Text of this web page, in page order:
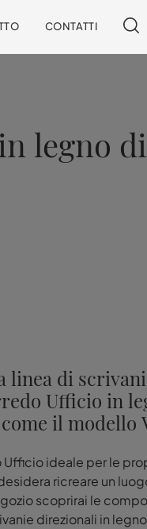
CONTATTI
legno di
linea di
Ufficio in
il modello
ideale per le
ricreare un
scoprirai le
direzionali in